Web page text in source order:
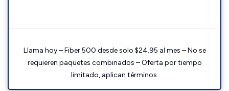
Llama hoy – Fiber 500 desde solo $24.95 al mes – No se
requieren paquetes combinados – Oferta por tiempo
limitado, aplican términos.